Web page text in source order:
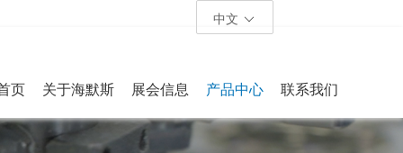
中文
页 关于海默斯 展会信息 产品中心 联系我们